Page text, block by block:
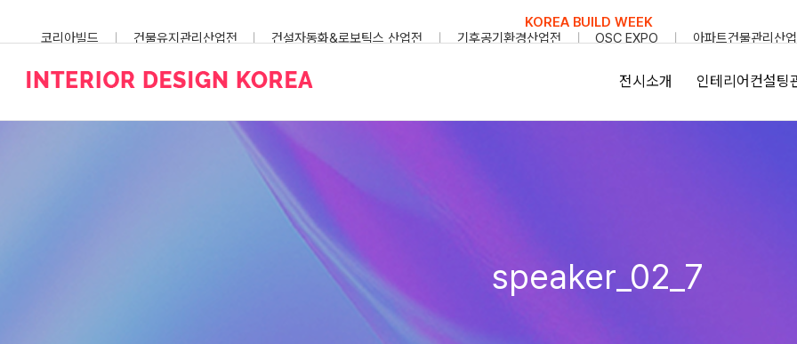
KOREA BUILD WEEK
코리아빌드
건물유지관리산업전 건설자동화&로보틱스 산업전 기후공기환경산업전 OSC EXPO 아파트건물관리산
전시소개 인테리어컨설팅
speaker_02_7